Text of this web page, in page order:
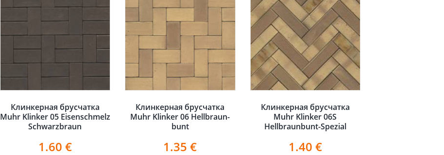
Клинкерная брусчатка
Muhr Klinker 05 Eisenschmelz
Schwarzbraun
1.60 €
Клинкерная брусчатка
Muhr Klinker 06 Hellbraun-
bunt
1.35€
Клинкерная брусчатка
Muhr Klinker 06S
Hellbraunbunt-Spezial
1.40 €